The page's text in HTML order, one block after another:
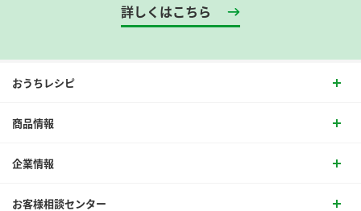
詳しくはこちら
おうちレシピ
商品情報
企業情報
お客様相談センター